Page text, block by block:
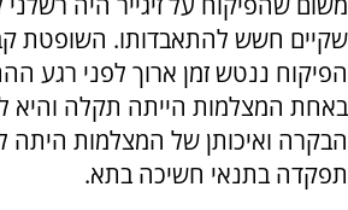
שקיים חשש להתאבדותו. השופטת
הפיקוח ננטש זמן ארוך לפני רגע
באחת המצלמות הייתה תקלה והיא
הבקרה ואיכותן של המצלמות היתה
תפקדה בתנאי חשיכה בתא.